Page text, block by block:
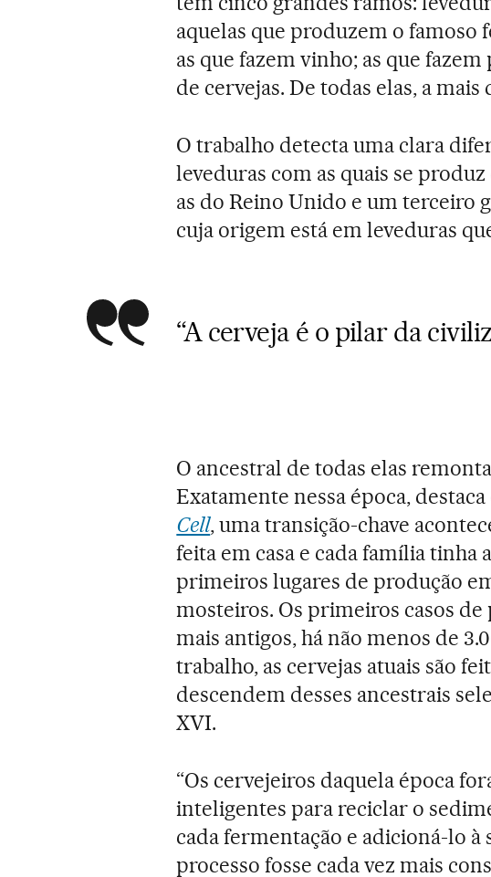
aquelas que produzem o famoso
as que fazem vinho; as que
de cervejas. De todas elas, a
O trabalho detecta uma clara
leveduras com as quais se
as do Reino Unido e um terceiro
cuja origem está em leveduras
“A cerveja é o pilar da
O ancestral de todas elas
Exatamente nessa época,
Cell, uma transição-chave
feita em casa e cada família tinha
primeiros lugares de produção
mosteiros. Os primeiros casos
mais antigos, há não menos de
trabalho, as cervejas atuais são
descendem desses ancestrais
XVI.
“Os cervejeiros daquela época
inteligentes para reciclar o
cada fermentação e adicioná-lo à
processo fosse cada vez mais